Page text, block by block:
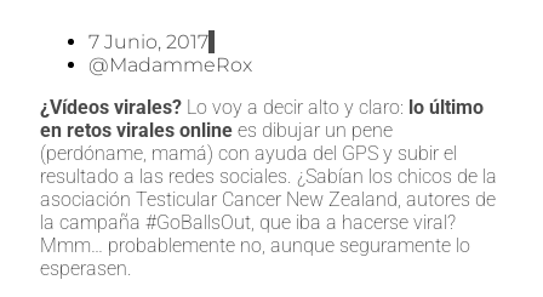
7 Junio, 2017
@MadammeRox
¿Vídeos virales? Lo voy a decir alto y claro: lo último
en retos virales online es dibujar un pene
(perdóname, mamá) con ayuda del GPS y subir el
resultado a las redes sociales. ¿Sabían los chicos de la
asociación Testicular Cancer New Zealand, autores de
la campaña #GoBallsOut, que iba a hacerse viral?
Mmm… probablemente no, aunque seguramente lo
esperasen.